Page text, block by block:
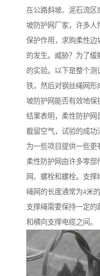
在公路斜坡、泥石流区
坡防护网厂家，许多人
保护作用，求购柔性边
的发生。威胁？为了缓
的实验。以下是整个测
铁，然后对钢丝绳网形
坡防护网能否有效地保
结果表明，柔性防护网
截留空气，试验的成功
为一些项目提供一些更
柔性防护网由许多零部
网、螺栓和螺栓。支撑
绳网的长度通常为4米
支撑绳需要保持一定的
和横向支撑电缆之间。